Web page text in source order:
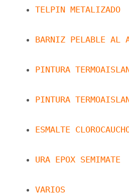
TELPIN METALIZADO
BARNIZ PELABLE AL
PINTURA
PINTURA
ESMALTE
URA EPOX SEMIMATE
VARIOS